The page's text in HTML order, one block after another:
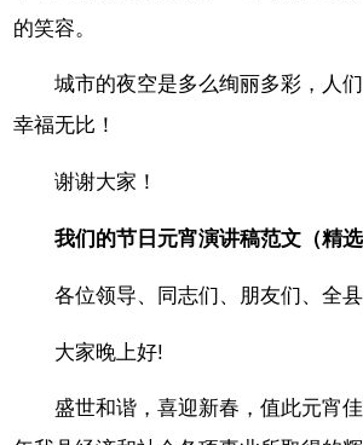
的笑容。
城市的夜空是多么绚丽多彩，人
幸福无比！
谢谢大家！
我们的节日元宵演讲稿范文（精选
各位领导、同志们、朋友们、全
大家晚上好!
盛世和谐，喜迎新春，值此元宵